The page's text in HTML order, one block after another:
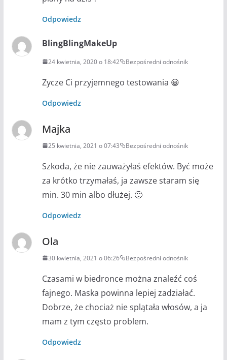
Odpowiedz
BlingBlingMakeUp
24 kwietnia, 2020 o 18:42 Bezpośredni odnośnik
Zycze Ci przyjemnego testowania 😀
Odpowiedz
Majka
25 kwietnia, 2021 o 07:43 Bezpośredni odnośnik
Szkoda, że nie zauważyłaś efektów. Być może
za krótko trzymałaś, ja zawsze staram się
min. 30 min albo dłużej. 🙂
Odpowiedz
Ola
30 kwietnia, 2021 o 06:26 Bezpośredni odnośnik
Czasami w biedronce można znaleźć coś
fajnego. Maska powinna lepiej zadziałać.
Dobrze, że chociaż nie splątała włosów, a ja
mam z tym często problem.
Odpowiedz